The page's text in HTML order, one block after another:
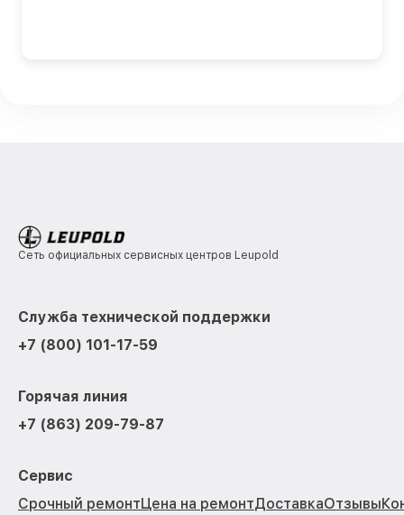
Сеть официальных сервисных центров Leupold
Служба технической поддержки
+7 (800) 101-17-59
Горячая линия
+7 (863) 209-79-87
Сервис
Срочный ремонтЦена на ремонтДоставкаОтзывы